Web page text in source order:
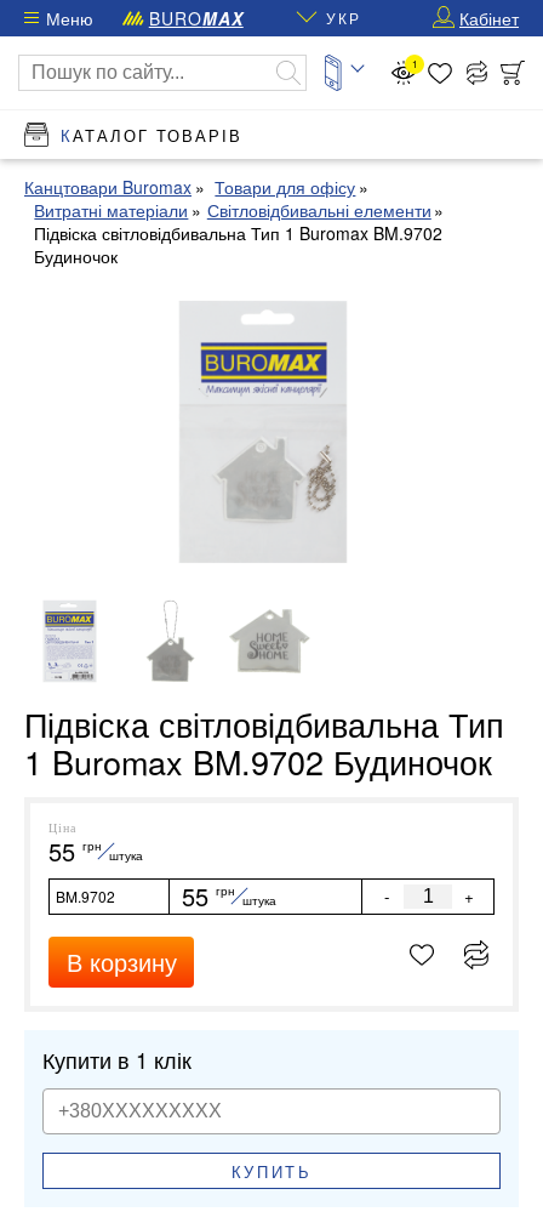
Меню BUROMAX УКР Кабінет
1
КАТАЛОГ ТОВАРІВ
Канцтовари Buromax
Товари для офісу
Витратні матеріали
Світловідбивальні елементи
Підвіска світловідбивальна Тип 1 Buromax BM.9702
Будиночок
Підвіска світловідбивальна Тип
1 Buromax BM.9702 Будиночок
Ціна
55 грн
штука
BM.9702 55 грн
штука - +
В корзину
Купити в 1 клік
КУПИТЬ